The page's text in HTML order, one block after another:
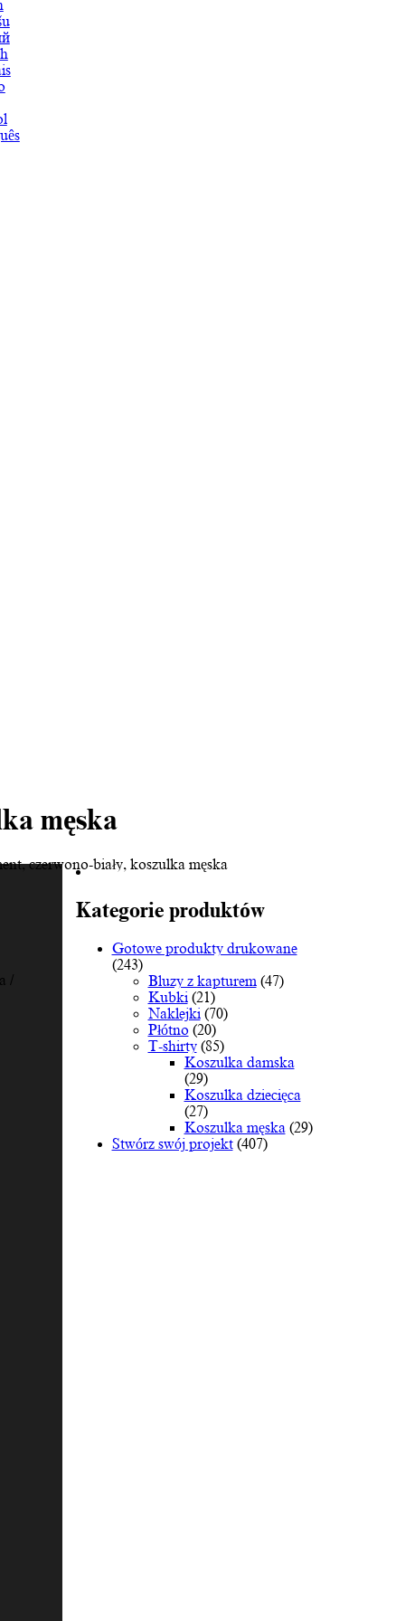
męska
czerwono-biały, koszulka męska
/
Kategorie produktów
Gotowe produkty drukowane
(243)
Bluzy z kapturem (47)
Kubki (21)
Naklejki (70)
Płótno (20)
T-shirty (85)
Koszulka damska
(29)
Koszulka dziecięca
(27)
Koszulka męska (29)
Stwórz swój projekt (407)